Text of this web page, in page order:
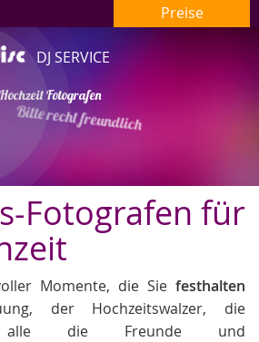
DJ SERVICE
Hochzeit Fotografen
Bitte recht freundlich
Preise
Fotografen für
Momente, die Sie festhalten
der Hochzeitswalzer, die
alle die Freunde und